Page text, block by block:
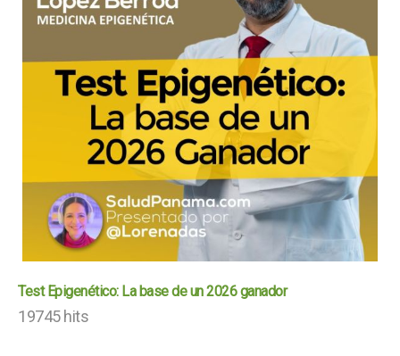
Test Epigenético: La base de un 2026 ganador
19745 hits